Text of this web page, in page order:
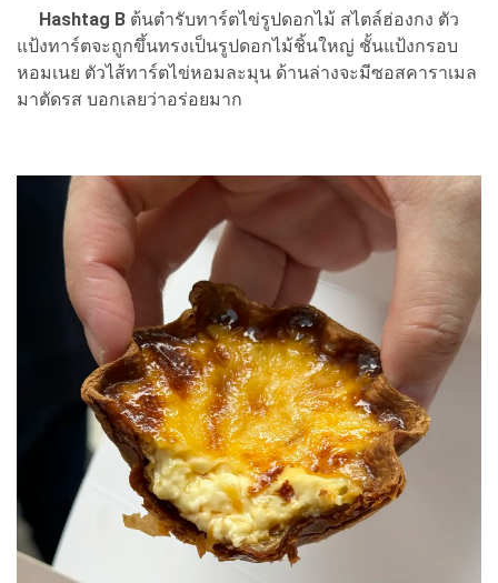
Hashtag B ต้นตำรับทาร์ตไข่รูปดอกไม้ สไตล์ฮ่องกง ตัว
แป้งทาร์ตจะถูกขึ้นทรงเป็นรูปดอกไม้ชิ้นใหญ่ ชั้นแป้งกรอบ
หอมเนย ตัวไส้ทาร์ตไข่หอมละมุน ด้านล่างจะมีซอสคาราเมล
มาตัดรส บอกเลยว่าอร่อยมาก